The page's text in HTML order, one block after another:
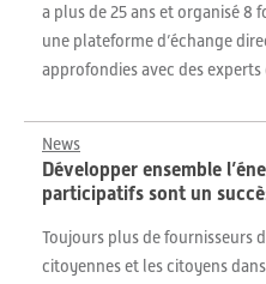
a plus de 25 ans et organisé 8
une plateforme d’échange
approfondies avec des
News
Développer ensemble
participatifs sont un
Toujours plus de fournisseurs
citoyennes et les citoyens